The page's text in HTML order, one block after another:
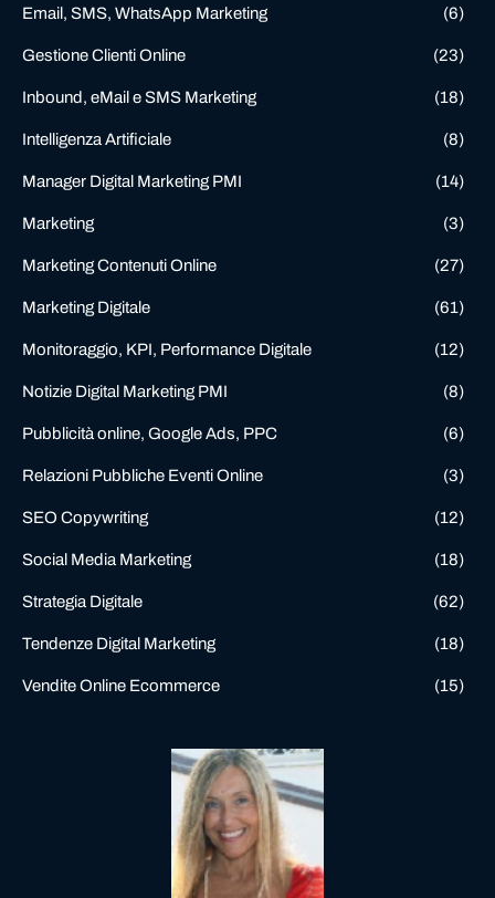
Email, SMS, WhatsApp Marketing (6)
Gestione Clienti Online (23)
Inbound, eMail e SMS Marketing (18)
Intelligenza Artificiale (8)
Manager Digital Marketing PMI (14)
Marketing (3)
Marketing Contenuti Online (27)
Marketing Digitale (61)
Monitoraggio, KPI, Performance Digitale (12)
Notizie Digital Marketing PMI (8)
Pubblicità online, Google Ads, PPC (6)
Relazioni Pubbliche Eventi Online (3)
SEO Copywriting (12)
Social Media Marketing (18)
Strategia Digitale (62)
Tendenze Digital Marketing (18)
Vendite Online Ecommerce (15)